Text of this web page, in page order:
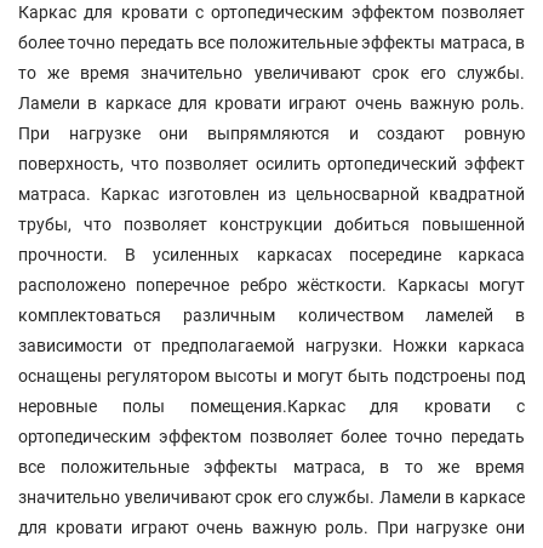
Каркас для кровати с ортопедическим эффектом позволяет
более точно передать все положительные эффекты матраса, в
то же время значительно увеличивают срок его службы.
Ламели в каркасе для кровати играют очень важную роль.
При нагрузке они выпрямляются и создают ровную
поверхность, что позволяет осилить ортопедический эффект
матраса. Каркас изготовлен из цельносварной квадратной
трубы, что позволяет конструкции добиться повышенной
прочности. В усиленных каркасах посередине каркаса
расположено поперечное ребро жёсткости. Каркасы могут
комплектоваться различным количеством ламелей в
зависимости от предполагаемой нагрузки. Ножки каркаса
оснащены регулятором высоты и могут быть подстроены под
неровные полы помещения.Каркас для кровати с
ортопедическим эффектом позволяет более точно передать
все положительные эффекты матраса, в то же время
значительно увеличивают срок его службы. Ламели в каркасе
для кровати играют очень важную роль. При нагрузке они